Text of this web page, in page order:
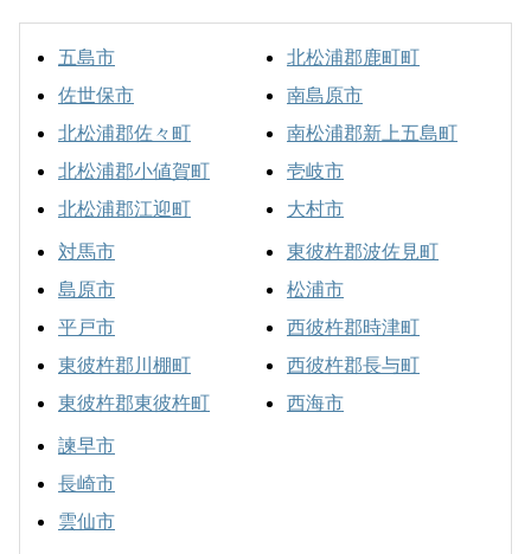
五島市
佐世保市
北松浦郡佐々町
北松浦郡小値賀町
北松浦郡江迎町
北松浦郡鹿町町
南島原市
南松浦郡新上五島町
壱岐市
大村市
対馬市
島原市
平戸市
東彼杵郡川棚町
東彼杵郡東彼杵町
東彼杵郡波佐見町
松浦市
西彼杵郡時津町
西彼杵郡長与町
西海市
諫早市
長崎市
雲仙市